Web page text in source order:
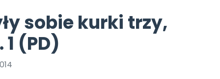
Bliżej Pieska
Pomoc zwierzętom
Książka (dla) Przedszkolaka
TikTok
Zobacz nas na TikToku
YouTube
sobie kurki trzy,
1 (PD)